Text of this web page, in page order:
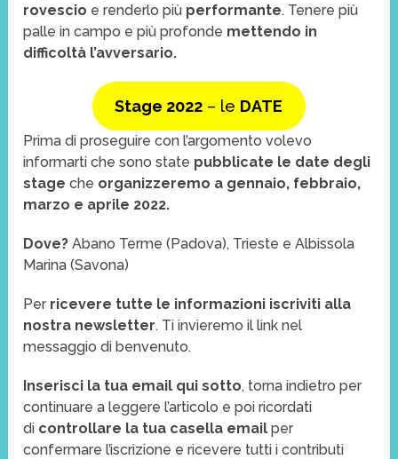
rovescio e renderlo più performante. Tenere più
palle in campo e più profonde mettendo in
difficoltà l’avversario.
Stage 2022 – le DATE
Prima di proseguire con l’argomento volevo
informarti che sono state pubblicate le date degli
stage che organizzeremo a gennaio, febbraio,
marzo e aprile 2022.
Dove?Abano Terme (Padova), Trieste e Albissola
Marina (Savona)
Per ricevere tutte le informazioni iscriviti alla
nostra newsletter. Ti invieremo il link nel
messaggio di benvenuto.
Inserisci la tua email qui sotto, torna indietro per
continuare a leggere l’articolo e poi ricordati
di controllare la tua casella emailper
confermare l’iscrizione e ricevere tutti i contributi